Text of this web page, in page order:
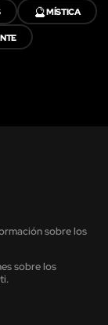
🔮MÍSTICA
sobre los
sobre los